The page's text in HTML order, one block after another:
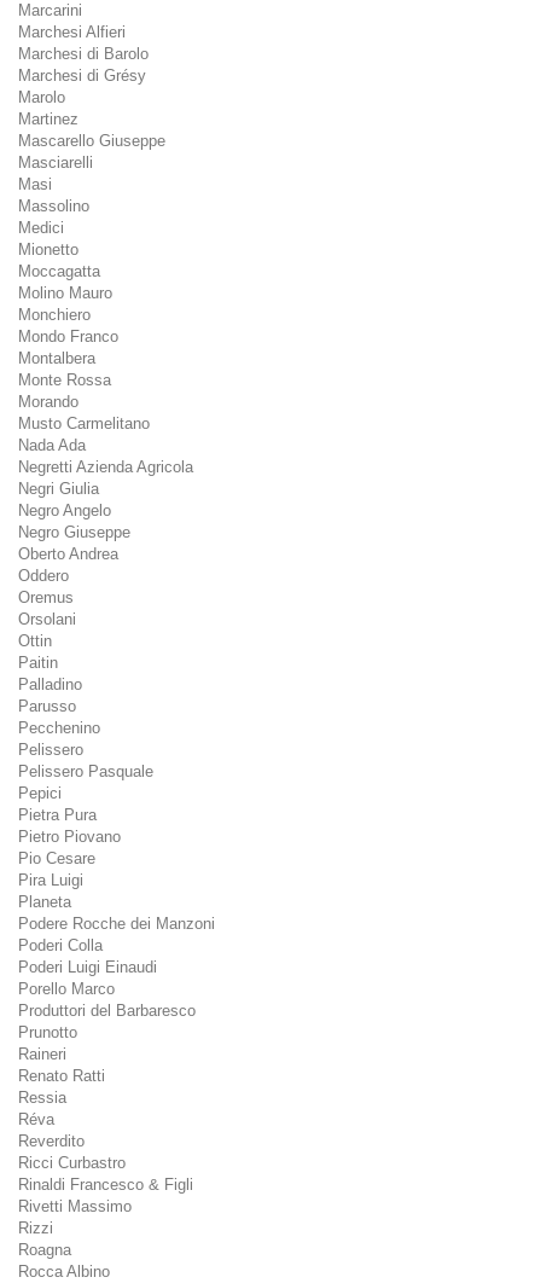
Marcarini
Marchesi Alfieri
Marchesi di Barolo
Marchesi di Grésy
Marolo
Martinez
Mascarello Giuseppe
Masciarelli
Masi
Massolino
Medici
Mionetto
Moccagatta
Molino Mauro
Monchiero
Mondo Franco
Montalbera
Monte Rossa
Morando
Musto Carmelitano
Nada Ada
Negretti Azienda Agricola
Negri Giulia
Negro Angelo
Negro Giuseppe
Oberto Andrea
Oddero
Oremus
Orsolani
Ottin
Paitin
Palladino
Parusso
Pecchenino
Pelissero
Pelissero Pasquale
Pepici
Pietra Pura
Pietro Piovano
Pio Cesare
Pira Luigi
Planeta
Podere Rocche dei Manzoni
Poderi Colla
Poderi Luigi Einaudi
Porello Marco
Produttori del Barbaresco
Prunotto
Raineri
Renato Ratti
Ressia
Réva
Reverdito
Ricci Curbastro
Rinaldi Francesco & Figli
Rivetti Massimo
Rizzi
Roagna
Rocca Albino